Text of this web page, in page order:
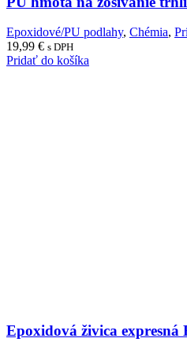
Epoxidové/PU podlahy, Chémia,
19,99 € s DPH
Pridať do košíka
Epoxidová živica expresná